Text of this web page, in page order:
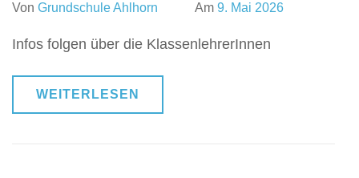
Von Grundschule Ahlhorn Am 9. Mai 2026
Infos folgen über die KlassenlehrerInnen
WEITERLESEN